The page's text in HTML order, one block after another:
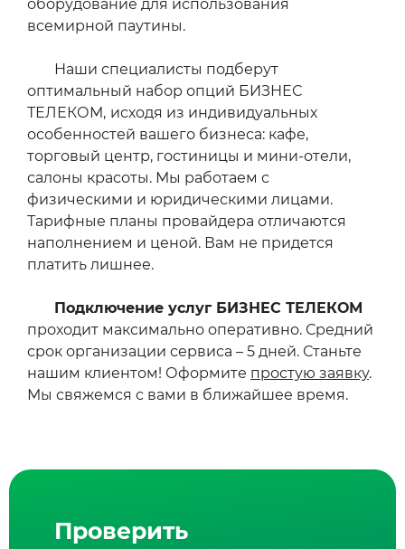
оборудование для использования
всемирной паутины.
Наши специалисты подберут
оптимальный набор опций БИЗНЕС
ТЕЛЕКОМ, исходя из индивидуальных
особенностей вашего бизнеса: кафе,
торговый центр, гостиницы и мини-отели,
салоны красоты. Мы работаем с
физическими и юридическими лицами.
Тарифные планы провайдера отличаются
наполнением и ценой. Вам не придется
платить лишнее.
Подключение услуг БИЗНЕС ТЕЛЕКОМ
проходит максимально оперативно. Средний
срок организации сервиса – 5 дней. Станьте
нашим клиентом! Оформите простую заявку.
Мы свяжемся с вами в ближайшее время.
Проверить